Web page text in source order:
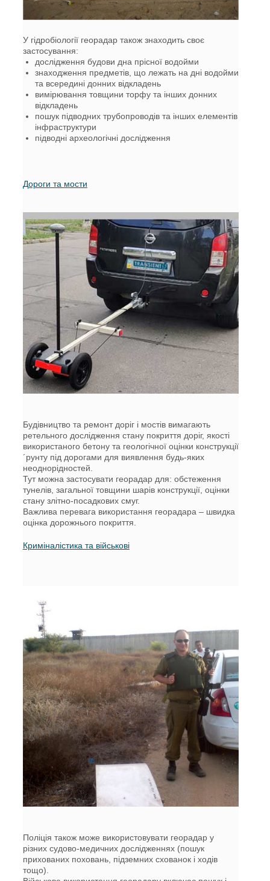
У гідробіології георадар також знаходить своє
застосування:
дослідження будови дна прісної водойми
знаходження предметів, що лежать на дні водойми
та всередині донних відкладень
вимірювання товщини торфу та інших донних
відкладень
пошук підводних трубопроводів та інших елементів
інфраструктури
підводні археологічні дослідження
Дороги та мости
Будівництво та ремонт доріг і мостів вимагають
ретельного дослідження стану покриття доріг, якості
використаного бетону та геологічної оцінки конструкції
´рунту під дорогами для виявлення будь-яких
неоднорідностей.
Тут можна застосувати георадар для: обстеження
тунелів, загальної товщини шарів конструкції, оцінки
стану злітно-посадкових смуг.
Важлива перевага використання георадара – швидка
оцінка дорожнього покриття.
Криміналістика та військові
Поліція також може використовувати георадар у
різних судово-медичних дослідженнях (пошук
прихованих поховань, підземних схованок і ходів
тощо).